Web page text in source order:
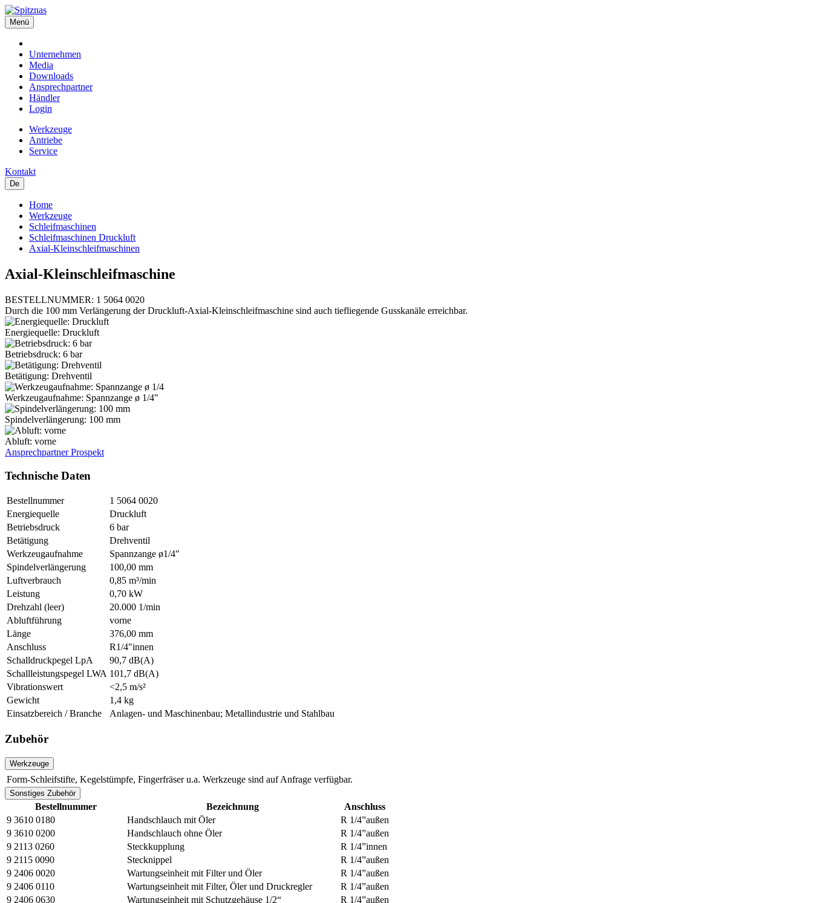
Menü
Unternehmen
Media
Downloads
Ansprechpartner
Händler
Login
Werkzeuge
Antriebe
Service
Kontakt
De
Home
Werkzeuge
Schleifmaschinen
Schleifmaschinen Druckluft
Axial-Kleinschleifmaschinen
Axial-Kleinschleifmaschine
BESTELLNUMMER: 1 5064 0020
Durch die 100 mm Verlängerung der Druckluft-Axial-Kleinschleifmaschine sind auch tiefliegende Gusskanäle erreichbar.
Energiequelle: Druckluft
Betriebsdruck: 6 bar
Betätigung: Drehventil
Werkzeugaufnahme: Spannzange ø 1/4"
Spindelverlängerung: 100 mm
Abluft: vorne
AnsprechpartnerProspekt
Technische Daten
Bestellnummer
1 5064 0020
Energiequelle
Druckluft
Betriebsdruck
6 bar
Betätigung
Drehventil
Werkzeugaufnahme
Spannzange ø1/4"
Spindelverlängerung
100,00 mm
Luftverbrauch
0,85 m³/min
Leistung
0,70 kW
Drehzahl (leer)
20.000 1/min
Abluftführung
vorne
Länge
376,00 mm
Anschluss
R1/4"innen
Schalldruckpegel LpA
90,7 dB(A)
Schallleistungspegel LWA 101,7 dB(A)
Vibrationswert
<2,5 m/s²
Gewicht
1,4 kg
Einsatzbereich / Branche
Anlagen- und Maschinenbau; Metallindustrie und Stahlbau
Zubehör
Werkzeuge
Form-Schleifstifte, Kegelstümpfe, Fingerfräser u.a. Werkzeuge sind auf Anfrage verfügbar.
Sonstiges Zubehör
Bestellnummer Bezeichnung
Anschluss
9 3610 0180
Handschlauch mit Öler
R 1/4”außen
9 3610 0200
Handschlauch ohne Öler
R 1/4”außen
9 2113 0260
Steckkupplung
R 1/4”innen
9 2115 0090
Stecknippel
R 1/4”außen
9 2406 0020
Wartungseinheit mit Filter und Öler
R 1/4”außen
9 2406 0110
Wartungseinheit mit Filter, Öler und Druckregler
R 1/4”außen
9 2406 0630
Wartungseinheit mit Schutzgehäuse 1/2“
R 1/4”außen